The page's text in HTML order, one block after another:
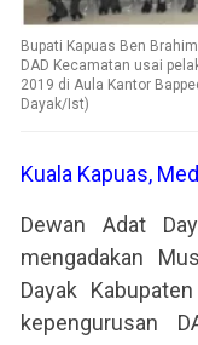
Bupati Kapuas Ben
DAD Kecamatan usai
2019 di Aula Kantor
Dayak/Ist)
Kuala Kapuas,
Dewan Adat
mengadakan
Dayak
kepengurusan